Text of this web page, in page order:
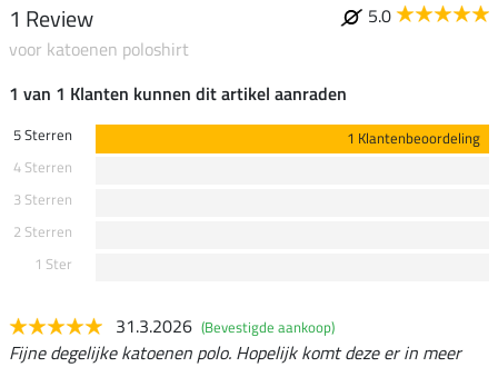
1 Review
5.0
voor katoenen poloshirt
1 van 1 Klanten kunnen dit artikel aanraden
5 Sterren
1 Klantenbeoordeling
4 Sterren
3 Sterren
2 Sterren
1 Ster
31.3.2026 (Bevestigde aankoop)
Fijne degelijke katoenen polo. Hopelijk komt deze er in meer